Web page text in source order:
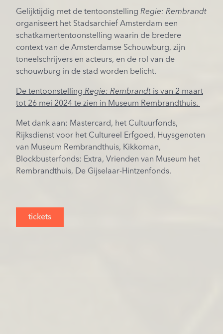
Gelijktijdig met de tentoonstelling Regie: Rembrandt
organiseert het Stadsarchief Amsterdam een
schatkamertentoonstelling waarin de bredere
context van de Amsterdamse Schouwburg, zijn
toneelschrijvers en acteurs, en de rol van de
schouwburg in de stad worden belicht.
De tentoonstelling Regie: Rembrandt is van 2 maart
tot 26 mei 2024 te zien in Museum Rembrandthuis.
Met dank aan: Mastercard, het Cultuurfonds,
Rijksdienst voor het Cultureel Erfgoed, Huysgenoten
van Museum Rembrandthuis, Kikkoman,
Blockbusterfonds: Extra, Vrienden van Museum het
Rembrandthuis, De Gijselaar-Hintzenfonds.
tickets